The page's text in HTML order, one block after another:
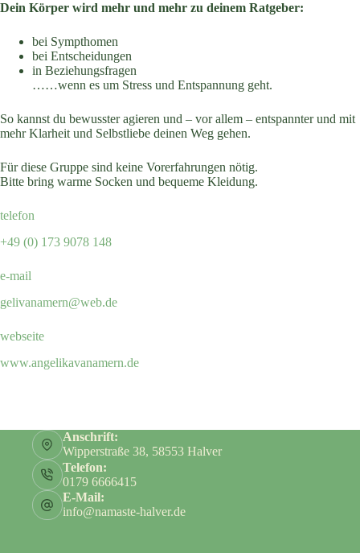
Dein Körper wird mehr und mehr zu deinem Ratgeber:
bei Sympthomen
⁠bei Entscheidungen
⁠in Beziehungsfragen
……wenn es um Stress und Entspannung geht.
So kannst du bewusster agieren und – vor allem – entspannter und mit
mehr Klarheit und Selbstliebe deinen Weg gehen.
Für diese Gruppe sind keine Vorerfahrungen nötig.
Bitte bring warme Socken und bequeme Kleidung.
telefon
+49 (0) 173 9078 148
e-mail
gelivanamern@web.de
webseite
www.angelikavanamern.de
Anschrift:
Wipperstraße 38, 58553 Halver
Telefon:
0179 6666415
E-Mail:
info@namaste-halver.de